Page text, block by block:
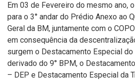
Em 03 de Fevereiro do mesmo ano,
para o 3° andar do Prédio Anexo ao
Geral da BM, juntamente com o
em consequência da
surgem o Destacamento Especial do
derivado do 9° BPM, o
– DEP e Destacamento Especial da